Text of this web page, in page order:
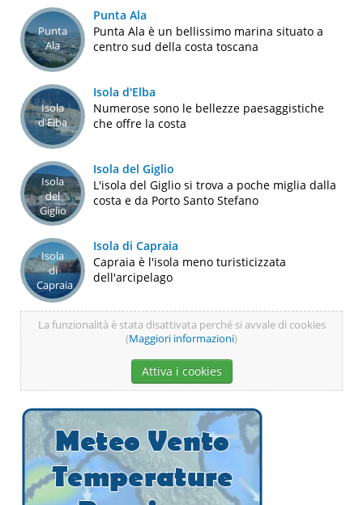
Punta
Ala
Punta Ala
Punta Ala è un bellissimo marina situato a
centro sud della costa toscana
Isola
d'Elba
Isola d'Elba
Numerose sono le bellezze paesaggistiche
che offre la costa
Isola
del
Giglio
Isola del Giglio
L'isola del Giglio si trova a poche miglia dalla
costa e da Porto Santo Stefano
Isola
di
Capraia
Isola di Capraia
Capraia è l'isola meno turisticizzata
dell'arcipelago
La funzionalità è stata disattivata perché si avvale di cookies
(Maggiori informazioni)
Attiva i cookies